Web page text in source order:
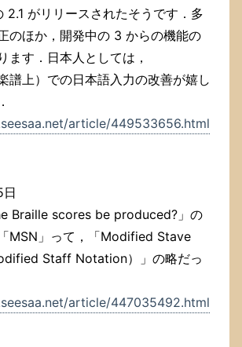
2.1 がリリースされたそうです．多
のほか，開発中の 3 からの機能の
ます．日本人としては，
譜上）での日本語入力の改善が嬉し
article/449533656.html
Braille scores be produced?」の
MSN」って，「Modified Stave
Staff Notation）」の略だっ
article/447035492.html